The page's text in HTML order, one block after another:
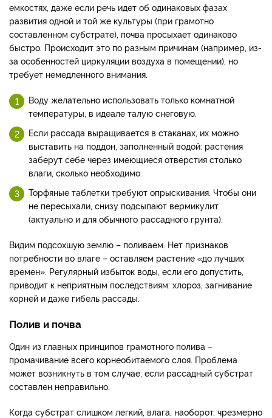
емкостях, даже если речь идет об одинаковых фазах
развития одной и той же культуры (при грамотно
составленном субстрате), почва просыхает одинаково
быстро. Происходит это по разным причинам (например, из-
за особенностей циркуляции воздуха в помещении), но
требует немедленного внимания.
Воду желательно использовать только комнатной
температуры, в идеале талую снеговую.
Если рассада выращивается в стаканах, их можно
выставить на поддон, заполненный водой: растения
заберут себе через имеющиеся отверстия столько
влаги, сколько необходимо.
Торфяные таблетки требуют опрыскивания. Чтобы они
не пересыхали, снизу подсыпают вермикулит
(актуально и для обычного рассадного грунта).
Видим подсохшую землю – поливаем. Нет признаков
потребности во влаге – оставляем растение «до лучших
времен». Регулярный избыток воды, если его допустить,
приводит к неприятным последствиям: хлороз, загнивание
корней и даже гибель рассады.
Полив и почва
Один из главных принципов грамотного полива –
промачивание всего корнеобитаемого слоя. Проблема
может возникнуть в том случае, если рассадный субстрат
составлен неправильно.
Когда субстрат слишком легкий, влага, наоборот, чрезмерно